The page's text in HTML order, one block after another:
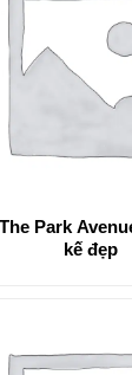
Park
kế đẹp